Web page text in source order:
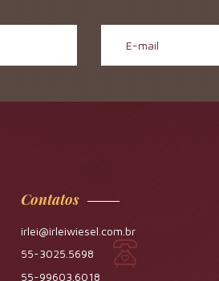
Contatos
irlei@irleiwiesel.com.br
55-3025.5698
55-99603.6018